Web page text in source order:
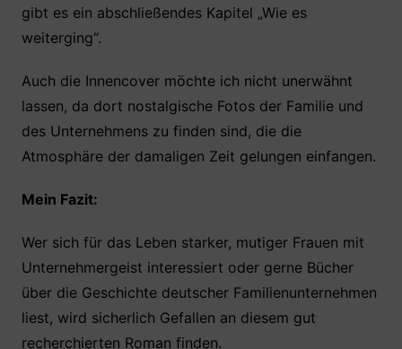
gibt es ein abschließendes Kapitel „Wie es
weiterging“.
Auch die Innencover möchte ich nicht unerwähnt
lassen, da dort nostalgische Fotos der Familie und
des Unternehmens zu finden sind, die die
Atmosphäre der damaligen Zeit gelungen einfangen.
Mein Fazit:
Wer sich für das Leben starker, mutiger Frauen mit
Unternehmergeist interessiert oder gerne Bücher
über die Geschichte deutscher Familienunternehmen
liest, wird sicherlich Gefallen an diesem gut
recherchierten Roman finden.